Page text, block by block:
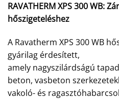
RAVATHERM XPS 300 WB:
hőszigeteléshez
A Ravatherm XPS 300 WB
gyárilag érdesített,
amely nagyszilárdságú
beton, vasbeton
vakoló- és